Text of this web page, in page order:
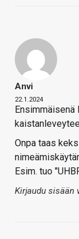
Anvi
22.1.2024
Ensimmäisenä
Onpa taas
Esim. tuo
Kirjaudu sisään